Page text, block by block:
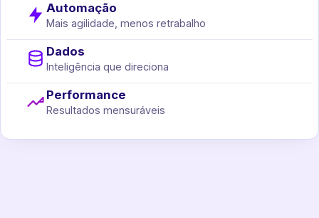
Automação
Mais agilidade, menos retrabalho
Dados
Inteligência que direciona
Performance
Resultados mensuráveis